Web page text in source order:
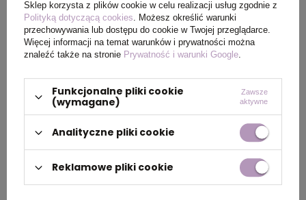
PAKOWANIE
Wymiary
kartonu
zewnętrznego
0.400x0.160x0.350
Sklep korzysta z plików cookie w celu realizacji usług zgodnie z
Polityką dotyczącą cookies. Możesz określić warunki
przechowywania lub dostępu do cookie w Twojej przeglądarce.
Więcej informacji na temat warunków i prywatności można
znaleźć także na stronie Prywatność i warunki Google.
Funkcjonalne pliki cookie
(wymagane)
Zawsze
aktywne
Analityczne pliki cookie
Reklamowe pliki cookie